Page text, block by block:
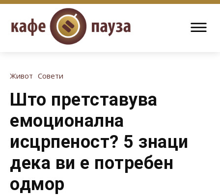
Живот Совети
Што претставува
емоционална
исцрпеност? 5 знаци
дека ви е потребен
одмор